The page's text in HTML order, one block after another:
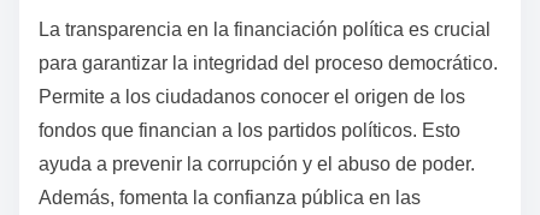
La transparencia en la financiación política es crucial
para garantizar la integridad del proceso democrático.
Permite a los ciudadanos conocer el origen de los
fondos que financian a los partidos políticos. Esto
ayuda a prevenir la corrupción y el abuso de poder.
Además, fomenta la confianza pública en las